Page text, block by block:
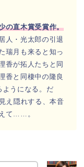
の直木賞受賞作。
人・光太郎の引退
瑞月も来ると知っ
香が拓人たちと同
香と同棲中の隆良
ようになる。だ
え隠れする、本音
て……。